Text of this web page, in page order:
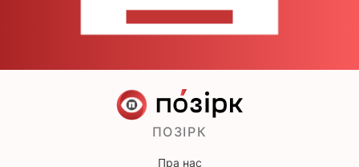
ПОЗІРК
Пра нас